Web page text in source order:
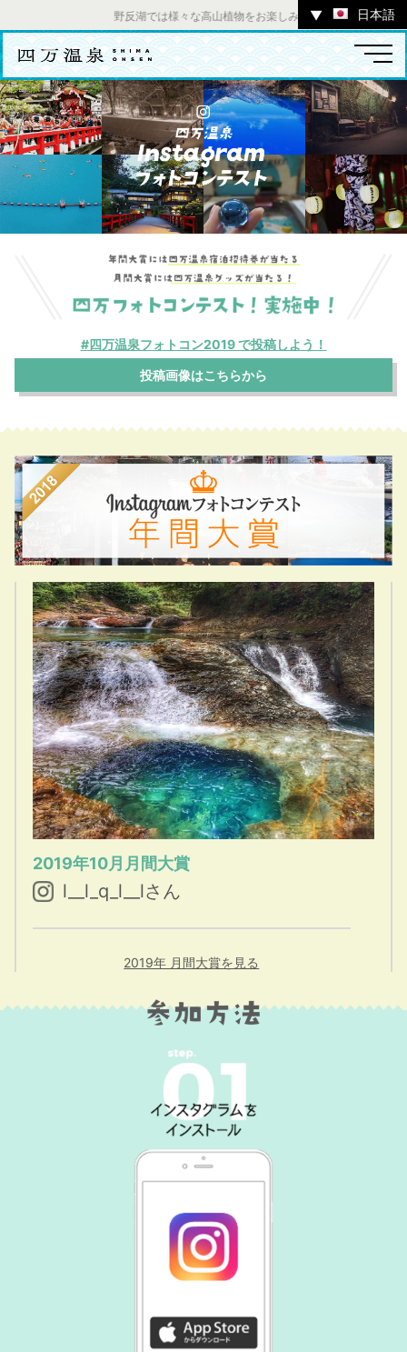
野反湖では様々な高山植物をお楽しみいただけます。 ／ チ
▼ 日本語
温泉 宿 お店 スポット
中之条町その他のエリア
#四万温泉フォトコン2019 で投稿しよう！
投稿画像はこちらから
2019年10月月間大賞
l__l_q_l__lさん
2019年 月間大賞を見る